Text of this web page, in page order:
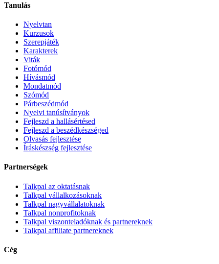
Tanulás
Nyelvtan
Kurzusok
Szerepjáték
Karakterek
Viták
Fotómód
Hívásmód
Mondatmód
Szómód
Párbeszédmód
Nyelvi tanúsítványok
Fejleszd a hallásértésed
Fejleszd a beszédkészséged
Olvasás fejlesztése
Íráskészség fejlesztése
Partnerségek
Talkpal az oktatásnak
Talkpal vállalkozásoknak
Talkpal nagyvállalatoknak
Talkpal nonprofitoknak
Talkpal viszonteladóknak és partnereknek
Talkpal affiliate partnereknek
Cég